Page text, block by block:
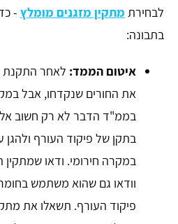
לבחירת מתקין מזגנים מומלץ -
בתבונה:
איטום הממד: לאחר התקנת
את החורים שנקדחו, אבל
בממ"ד הדבר לא רק חשוב
בתקן של פיקוד העורף ולהגן
במקרה חירומי. ודאו
וודאו גם שהוא משתמש
פיקוד העורף. תשאלו את